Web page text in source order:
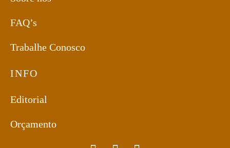
FAQ’s
Trabalhe Conosco
INFO
Editorial
Orçamento